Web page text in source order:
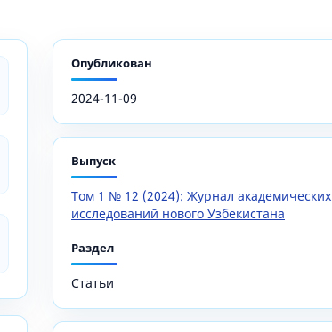
Опубликован
2024-11-09
Выпуск
Том 1 № 12 (2024): Журнал академических
исследований нового Узбекистана
Раздел
Статьи